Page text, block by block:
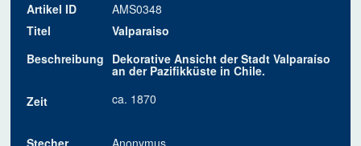
Artikel ID
AMS0348
Titel
Valparaiso
Beschreibung Dekorative Ansicht der Stadt Valparaíso
an der Pazifikküste in Chile.
Zeit
ca. 1870